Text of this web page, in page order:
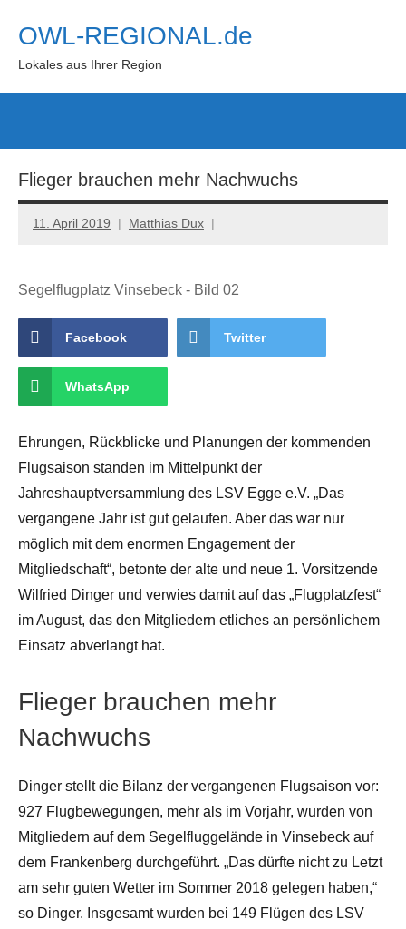
Inhalt
springen
OWL-REGIONAL.de
Lokales aus Ihrer Region
Flieger brauchen mehr Nachwuchs
11. April 2019 Matthias Dux
Segelflugplatz Vinsebeck - Bild 02
Facebook Twitter
WhatsApp
Ehrungen, Rückblicke und Planungen der kommenden
Flugsaison standen im Mittelpunkt der
Jahreshauptversammlung des LSV Egge e.V. „Das
vergangene Jahr ist gut gelaufen. Aber das war nur
möglich mit dem enormen Engagement der
Mitgliedschaft“, betonte der alte und neue 1. Vorsitzende
Wilfried Dinger und verwies damit auf das „Flugplatzfest“
im August, das den Mitgliedern etliches an persönlichem
Einsatz abverlangt hat.
Flieger brauchen mehr
Nachwuchs
Dinger stellt die Bilanz der vergangenen Flugsaison vor:
927 Flugbewegungen, mehr als im Vorjahr, wurden von
Mitgliedern auf dem Segelfluggelände in Vinsebeck auf
dem Frankenberg durchgeführt. „Das dürfte nicht zu Letzt
am sehr guten Wetter im Sommer 2018 gelegen haben,“
so Dinger. Insgesamt wurden bei 149 Flügen des LSV